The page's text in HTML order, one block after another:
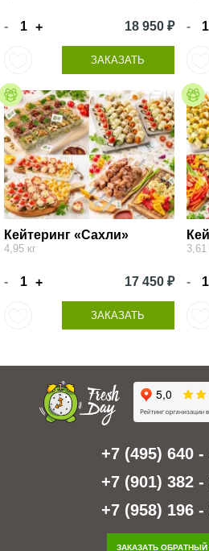
- + 18 950 ₽
ЗАКАЗАТЬ
-
Кейтеринг «Сахли»
4,95 кг
- + 17 450 ₽
ЗАКАЗАТЬ
3,61
-
+7 (495) 640 -
+7 (901) 382 -
+7 (958) 196 -
ЗАКАЗАТЬ